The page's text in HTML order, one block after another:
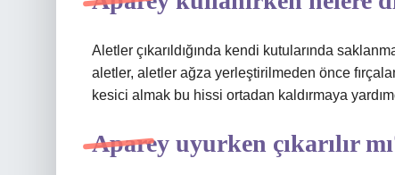
Aletler çıkarıldığında kendi kutularında
aletler, aletler ağza yerleştirilmeden önce
kesici almak bu hissi ortadan kaldırmaya
Aparey uyurken çıkarılır